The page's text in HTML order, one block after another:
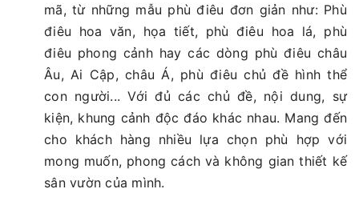
mã, từ những mẫu phù điêu đơn giản như: Phù
điêu hoa văn, họa tiết, phù điêu hoa lá, phù
điêu phong cảnh hay các dòng phù điêu châu
Âu, Ai Cập, châu Á, phù điêu chủ đề hình thể
con người... Với đủ các chủ đề, nội dung, sự
kiện, khung cảnh độc đáo khác nhau. Mang đến
cho khách hàng nhiều lựa chọn phù hợp với
mong muốn, phong cách và không gian thiết kế
sân vườn của mình.